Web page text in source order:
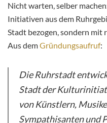
Nicht warten, selber
Initiativen aus dem
Stadt bezogen, sondern
Aus demGründungsaufruf:
Die Ruhrstadt
Stadt der
von Künstlern,
Sympathisanten und